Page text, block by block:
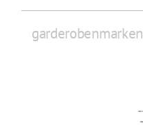
garderobenmarken